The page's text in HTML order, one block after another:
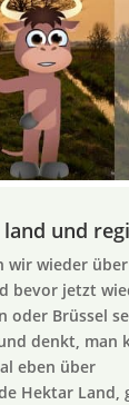
land und
wir wieder
bevor jetzt
oder Brüssel
denkt, man
eben über
Hektar Land,